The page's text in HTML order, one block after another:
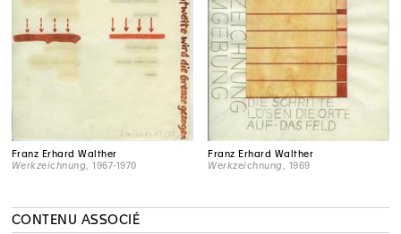
Franz Erhard Walther
Werkzeichnung, 1967-1970
Franz Erhard Walther
Werkzeichnung, 1969
CONTENU ASSOCIÉ